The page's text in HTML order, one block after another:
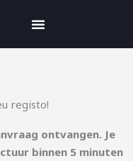
registo!
ontvangen. Je
binnen 5 minuten